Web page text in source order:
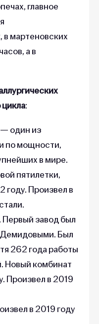
мартеновских
а в
:
по мощности,
в мире.
пятилетки,
году. Произвел в
завод был
Демидовыми. Был
262 года работы
Новый комбинат
Произвел в 2019
в 2019 году